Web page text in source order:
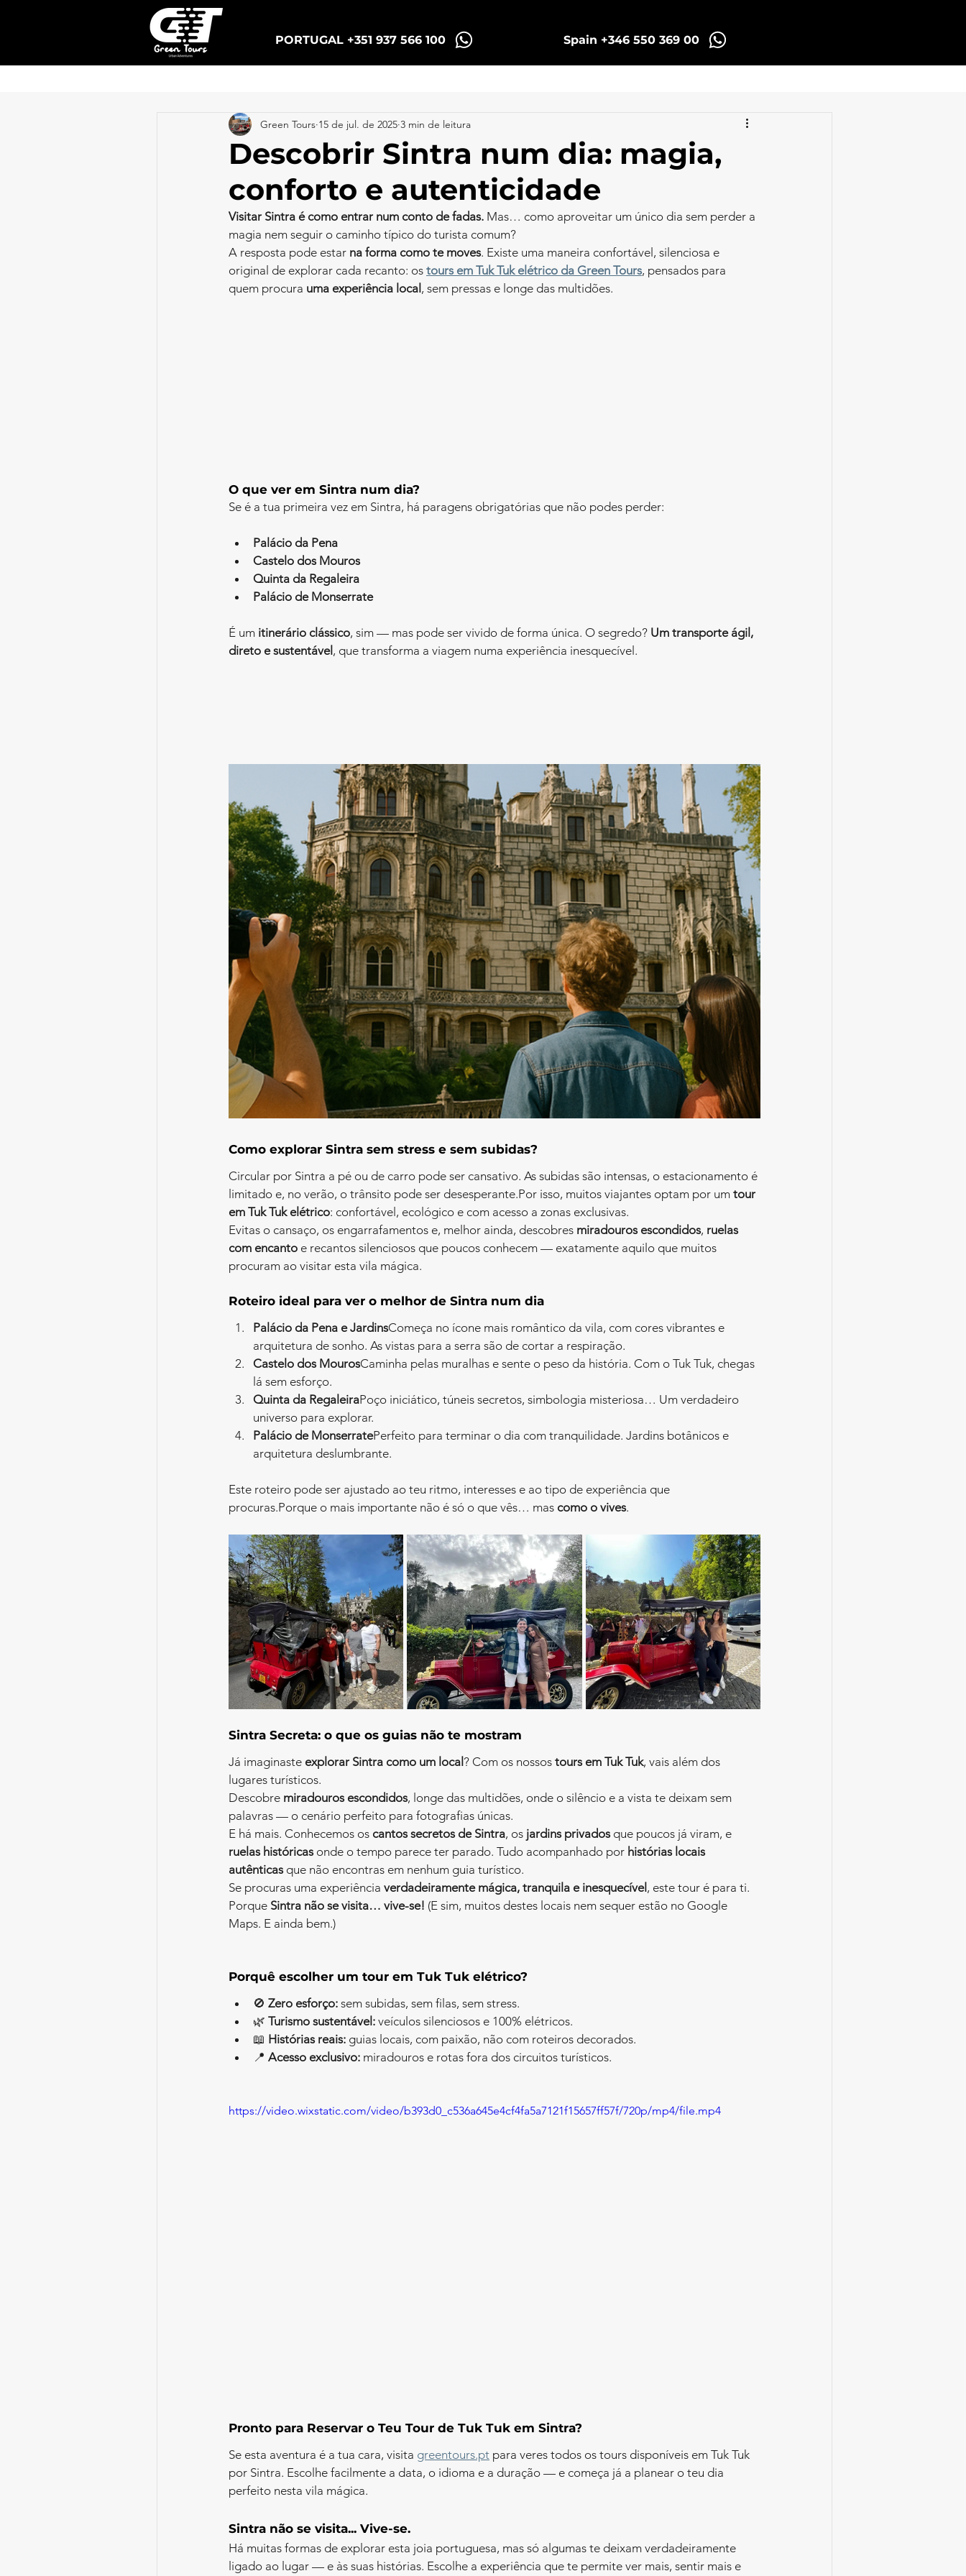
PORTUGAL +351 937 566 100 Spain +346 550 369 00
Descobrir Sintra num dia: magia,
conforto e autenticidade
Green Tours 15 de jul. de 2025 3 min de leitura
Visitar Sintra é como entrar num conto de fadas. Mas… como aproveitar um único dia sem perder a
magia nem seguir o caminho típico do turista comum?
A resposta pode estar na forma como te moves. Existe uma maneira confortável, silenciosa e
original de explorar cada recanto: os tours em Tuk Tuk elétrico da Green Tours, pensados para
quem procura uma experiência local , sem pressas e longe das multidões.
O que ver em Sintra num dia?
Se é a tua primeira vez em Sintra, há paragens obrigatórias que não podes perder:
Palácio da Pena
Castelo dos Mouros
Quinta da Regaleira
Palácio de Monserrate
É um itinerário clássico, sim — mas pode ser vivido de forma única. O segredo? Um transporte ágil,
direto e sustentável , que transforma a viagem numa experiência inesquecível.
Como explorar Sintra sem stress e sem subidas?
Circular por Sintra a pé ou de carro pode ser cansativo. As subidas são intensas, o estacionamento é
limitado e, no verão, o trânsito pode ser desesperante.Por isso, muitos viajantes optam por um tour
em Tuk Tuk elétrico: confortável, ecológico e com acesso a zonas exclusivas.
Evitas o cansaço, os engarrafamentos e, melhor ainda, descobres miradouros escondidos, ruelas
com encanto e recantos silenciosos que poucos conhecem — exatamente aquilo que muitos
procuram ao visitar esta vila mágica.
Roteiro ideal para ver o melhor de Sintra num dia
Palácio da Pena e JardinsComeça no ícone mais romântico da vila, com cores vibrantes e
arquitetura de sonho. As vistas para a serra são de cortar a respiração.
Castelo dos MourosCaminha pelas muralhas e sente o peso da história. Com o Tuk Tuk, chegas
lá sem esforço.
Quinta da RegaleiraPoço iniciático, túneis secretos, simbologia misteriosa… Um verdadeiro
universo para explorar.
Palácio de MonserratePerfeito para terminar o dia com tranquilidade. Jardins botânicos e
arquitetura deslumbrante.
Este roteiro pode ser ajustado ao teu ritmo, interesses e ao tipo de experiência que
procuras.Porque o mais importante não é só o que vês… mas como o vives.
Sintra Secreta: o que os guias não te mostram
Já imaginaste explorar Sintra como um local ? Com os nossos tours em Tuk Tuk, vais além dos
lugares turísticos.
Descobre miradouros escondidos, longe das multidões, onde o silêncio e a vista te deixam sem
palavras — o cenário perfeito para fotografias únicas.
E há mais. Conhecemos os cantos secretos de Sintra, os jardins privados que poucos já viram, e
ruelas históricas onde o tempo parece ter parado. Tudo acompanhado por histórias locais
autênticas que não encontras em nenhum guia turístico.
Se procuras uma experiência verdadeiramente mágica, tranquila e inesquecível , este tour é para ti.
Porque Sintra não se visita… vive-se! (E sim, muitos destes locais nem sequer estão no Google
Maps. E ainda bem.)
Porquê escolher um tour em Tuk Tuk elétrico?
🚫 Zero esforço: sem subidas, sem filas, sem stress.
🌿 Turismo sustentável: veículos silenciosos e 100% elétricos.
📖 Histórias reais: guias locais, com paixão, não com roteiros decorados.
📍 Acesso exclusivo: miradouros e rotas fora dos circuitos turísticos.
https://video.wixstatic.com/video/b393d0_c536a645e4cf4fa5a7121f15657ff57f/720p/mp4/file.mp4
Pronto para Reservar o Teu Tour de Tuk Tuk em Sintra?
Se esta aventura é a tua cara, visita greentours.pt para veres todos os tours disponíveis em Tuk Tuk
por Sintra. Escolhe facilmente a data, o idioma e a duração — e começa já a planear o teu dia
perfeito nesta vila mágica.
Sintra não se visita... Vive-se.
Há muitas formas de explorar esta joia portuguesa, mas só algumas te deixam verdadeiramente
ligado ao lugar — e às suas histórias. Escolhe a experiência que te permite ver mais, sentir mais e